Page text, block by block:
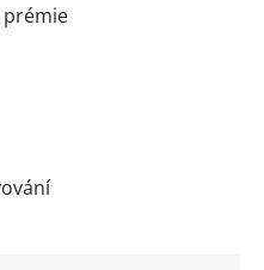
prémie